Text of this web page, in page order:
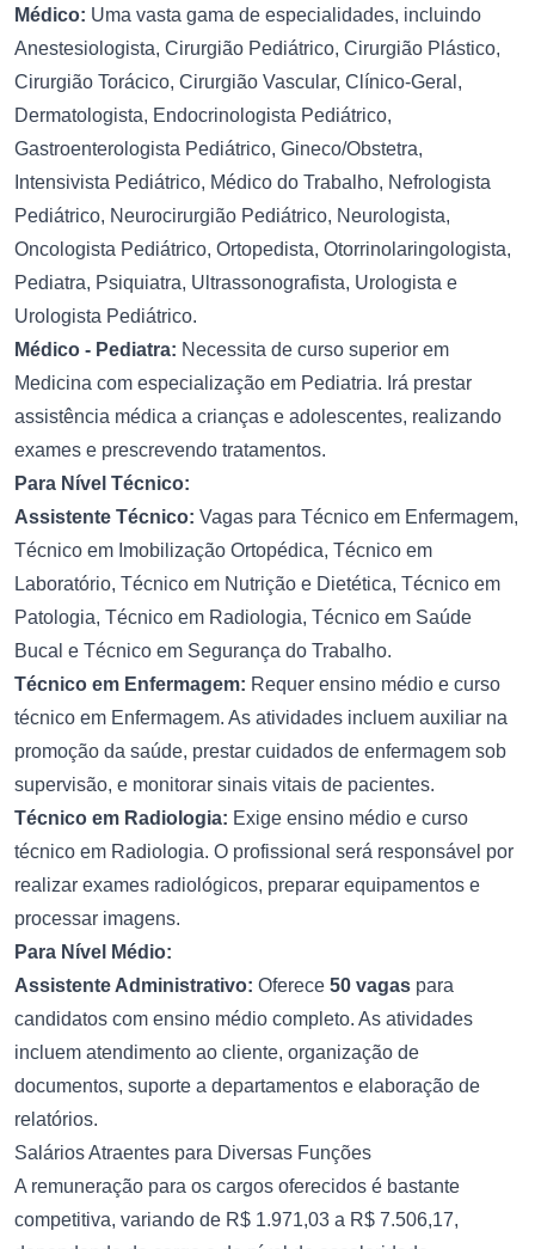
Médico: Uma vasta gama de especialidades, incluindo
Anestesiologista, Cirurgião Pediátrico, Cirurgião Plástico,
Cirurgião Torácico, Cirurgião Vascular, Clínico-Geral,
Dermatologista, Endocrinologista Pediátrico,
Gastroenterologista Pediátrico, Gineco/Obstetra,
Intensivista Pediátrico, Médico do Trabalho, Nefrologista
Pediátrico, Neurocirurgião Pediátrico, Neurologista,
Oncologista Pediátrico, Ortopedista, Otorrinolaringologista,
Pediatra, Psiquiatra, Ultrassonografista, Urologista e
Urologista Pediátrico.
Médico - Pediatra: Necessita de curso superior em
Medicina com especialização em Pediatria. Irá prestar
assistência médica a crianças e adolescentes, realizando
exames e prescrevendo tratamentos.
Para Nível Técnico:
Assistente Técnico: Vagas para Técnico em Enfermagem,
Técnico em Imobilização Ortopédica, Técnico em
Laboratório, Técnico em Nutrição e Dietética, Técnico em
Patologia, Técnico em Radiologia, Técnico em Saúde
Bucal e Técnico em Segurança do Trabalho.
Técnico em Enfermagem: Requer ensino médio e curso
técnico em Enfermagem. As atividades incluem auxiliar na
promoção da saúde, prestar cuidados de enfermagem sob
supervisão, e monitorar sinais vitais de pacientes.
Técnico em Radiologia: Exige ensino médio e curso
técnico em Radiologia. O profissional será responsável por
realizar exames radiológicos, preparar equipamentos e
processar imagens.
Para Nível Médio:
Assistente Administrativo: Oferece 50 vagas para
candidatos com ensino médio completo. As atividades
incluem atendimento ao cliente, organização de
documentos, suporte a departamentos e elaboração de
relatórios.
Salários Atraentes para Diversas Funções
A remuneração para os cargos oferecidos é bastante
competitiva, variando de R$ 1.971,03 a R$ 7.506,17,